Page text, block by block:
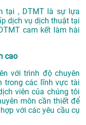
tại , DTMT là sự lựa
dịch vụ dịch thuật tại
cam kết làm hài
cao
với trình độ chuyên
trong các lĩnh vực tài
viên của chúng tôi
môn cần thiết để
với các yêu cầu cụ